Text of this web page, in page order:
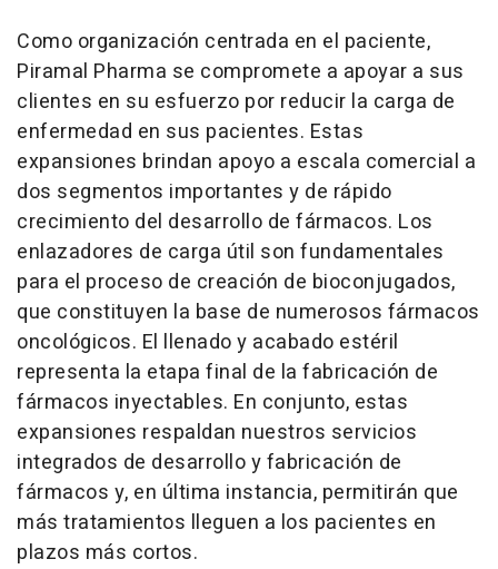
Como organización centrada en el paciente,
Piramal Pharma se compromete a apoyar a sus
clientes en su esfuerzo por reducir la carga de
enfermedad en sus pacientes. Estas
expansiones brindan apoyo a escala comercial a
dos segmentos importantes y de rápido
crecimiento del desarrollo de fármacos. Los
enlazadores de carga útil son fundamentales
para el proceso de creación de bioconjugados,
que constituyen la base de numerosos fármacos
oncológicos. El llenado y acabado estéril
representa la etapa final de la fabricación de
fármacos inyectables. En conjunto, estas
expansiones respaldan nuestros servicios
integrados de desarrollo y fabricación de
fármacos y, en última instancia, permitirán que
más tratamientos lleguen a los pacientes en
plazos más cortos.